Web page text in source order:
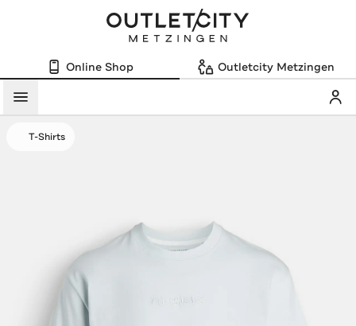
Online Shop Outletcity Metzingen
Menü
T-Shirts